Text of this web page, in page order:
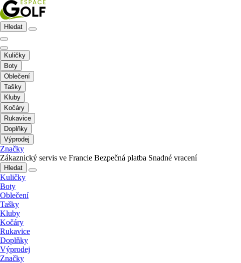
Hledat
Kuličky
Boty
Oblečení
Tašky
Kluby
Kočáry
Rukavice
Doplňky
Výprodej
Značky
Zákaznický servis ve Francie Bezpečná platba Snadné vracení
Hledat
Kuličky
Boty
Oblečení
Tašky
Kluby
Kočáry
Rukavice
Doplňky
Výprodej
Značky